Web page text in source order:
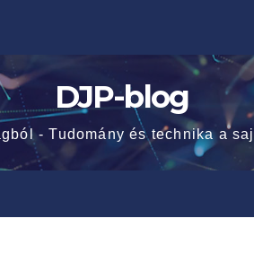
DJP-blog
- Tudomány és technika a